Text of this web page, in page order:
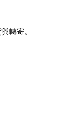
轉寄。